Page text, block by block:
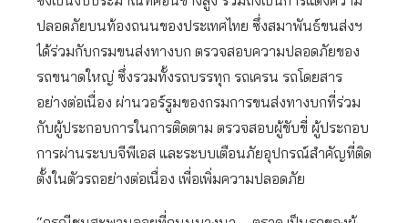
ปลอดภัยบนท้องถนนของประเทศไทย ซึ่งสมาพันธ์ขนส่งฯ
ได้ร่วมกับกรมขนส่งทางบก ตรวจสอบความปลอดภัยของ
รถขนาดใหญ่ ซึ่งรวมทั้งรถบรรทุก รถเครน รถโดยสาร
อย่างต่อเนื่อง ผ่านวอร์รูมของกรมการขนส่งทางบกที่ร่วม
กับผู้ประกอบการในการติดตาม ตรวจสอบผู้ขับขี่ ผู้ประกอบ
การผ่านระบบจีพีเอส และระบบเตือนภัยอุปกรณ์สำคัญที่ติด
ตั้งในตัวรถอย่างต่อเนื่อง เพื่อเพิ่มความปลอดภัย